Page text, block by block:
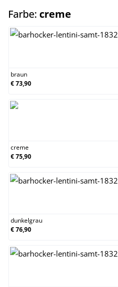
Farbe: creme
braun
€ 73,90
creme
€ 75,90
dunkelgrau
€ 76,90